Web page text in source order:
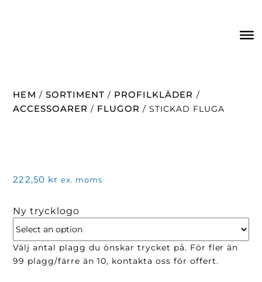
HEM / SORTIMENT / PROFILKLÄDER /
ACCESSOARER / FLUGOR / STICKAD FLUGA
222,50 kr ex. moms
Ny trycklogo
Välj antal plagg du önskar trycket på. För fler än
99 plagg/färre än 10, kontakta oss för offert.